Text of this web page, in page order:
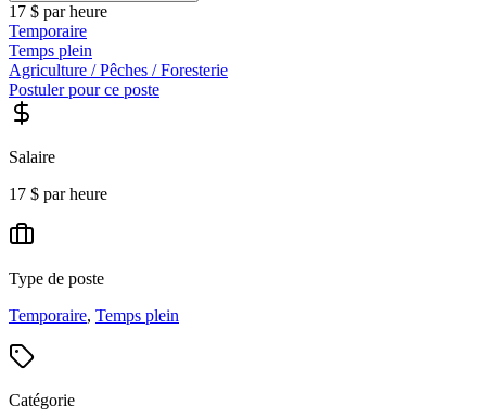
17 $ par heure
Temporaire
Temps plein
Agriculture / Pêches / Foresterie
Postuler pour ce poste
Salaire
17 $ par heure
Type de poste
Temporaire, Temps plein
Catégorie